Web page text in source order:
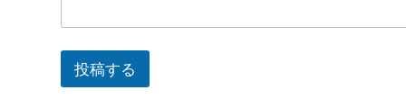
投稿する